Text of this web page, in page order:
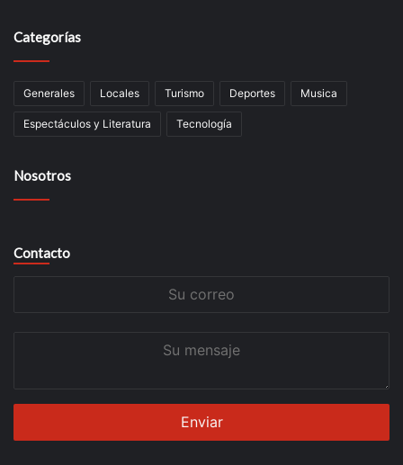
Categorías
Generales Locales Turismo Deportes Musica
Espectáculos y Literatura Tecnología
Nosotros
Contacto